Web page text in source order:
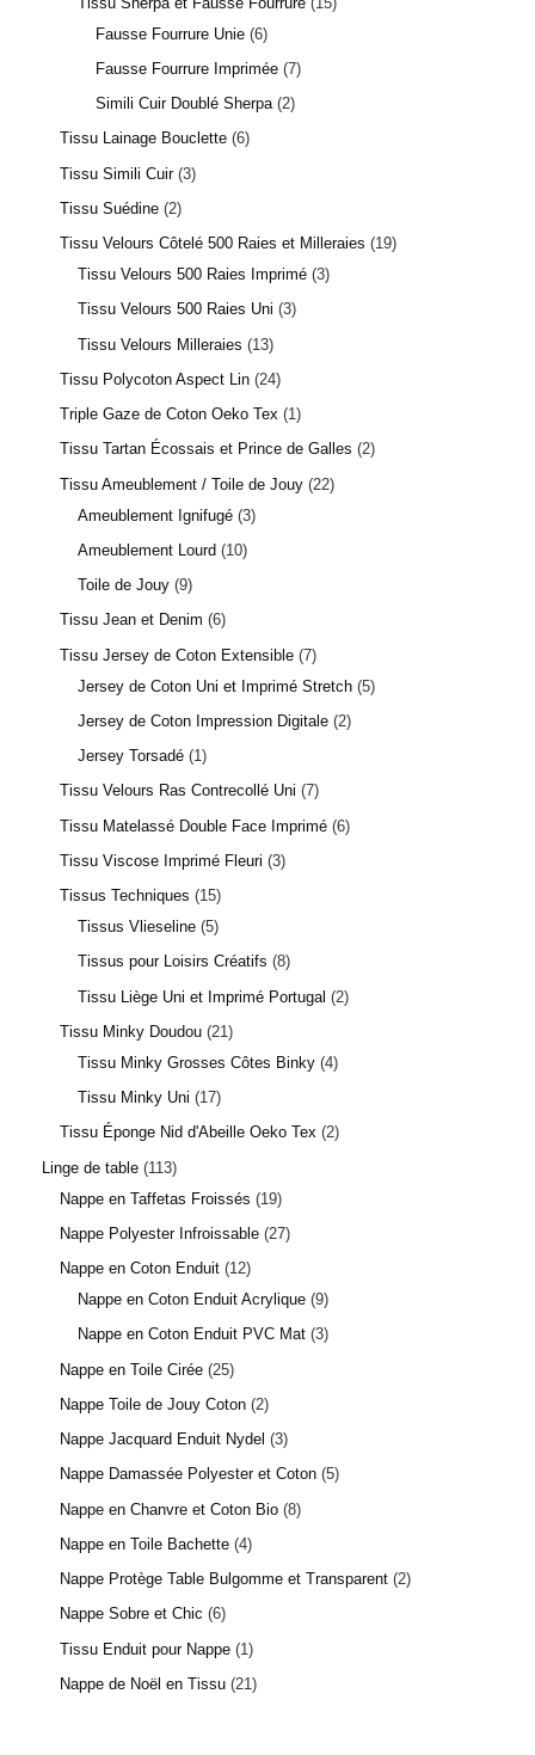
Fausse Fourrure Unie 6
Fausse Fourrure Imprimée 7
Simili Cuir Doublé Sherpa 2
Tissu Lainage Bouclette 6
Tissu Simili Cuir 3
Tissu Suédine 2
Tissu Velours Côtelé 500 Raies et Milleraies
19
Tissu Velours 500 Raies Imprimé 3
Tissu Velours 500 Raies Uni 3
Tissu Velours Milleraies
13
Tissu Polycoton Aspect Lin 24
Triple Gaze de Coton Oeko Tex
1
Tissu Tartan Écossais et Prince de Galles 2
Tissu Ameublement / Toile de Jouy 22
Ameublement Ignifugé 3
Ameublement Lourd
10
Toile de Jouy 9
Tissu Jean et Denim 6
Tissu Jersey de Coton Extensible 7
Jersey de Coton Uni et Imprimé Stretch 5
Jersey de Coton Impression Digitale 2
Jersey Torsadé 1
Tissu Velours Ras Contrecollé Uni 7
Tissu Matelassé Double Face Imprimé 6
Tissu Viscose Imprimé Fleuri 3
Tissus Techniques
15
Tissus Vlieseline 5
Tissus pour Loisirs Créatifs 8
Tissu Liège Uni et Imprimé Portugal
2
Tissu Minky Doudou 21
Tissu Minky Grosses Côtes Binky 4
Tissu Minky Uni
17
Tissu Éponge Nid d'Abeille Oeko Tex 2
Linge de table 113
Nappe en Taffetas Froissés
19
Nappe Polyester Infroissable 27
Nappe en Coton Enduit 12
Nappe en Coton Enduit Acrylique 9
Nappe en Coton Enduit PVC Mat 3
Nappe en Toile Cirée 25
Nappe Toile de Jouy Coton 2
Nappe Jacquard Enduit Nydel
3
Nappe Damassée Polyester et Coton 5
Nappe en Chanvre et Coton Bio 8
Nappe en Toile Bachette 4
Nappe Protège Table Bulgomme et Transparent 2
Nappe Sobre et Chic 6
Tissu Enduit pour Nappe 1
Nappe de Noël en Tissu 21